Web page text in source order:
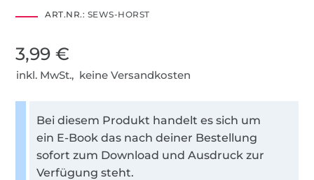
ART.NR.: SEWS-HORST
3,99 €
inkl. MwSt., keine Versandkosten
Bei diesem Produkt handelt es sich um
ein E-Book das nach deiner Bestellung
sofort zum Download und Ausdruck zur
Verfügung steht.